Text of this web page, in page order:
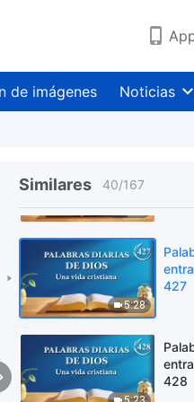
de imágenes Noticias
Similares 40/167
5:21
425
4:40
5:28
427
428